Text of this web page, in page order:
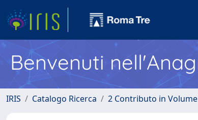
Benvenuti
IRIS Catalogo Ricerca 2 Contributo in Volume